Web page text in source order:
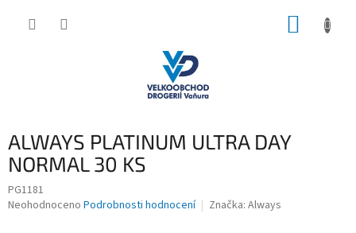
ALWAYS PLATINUM ULTRA DAY
NORMAL 30 KS
PG1181
Průměrné
Neohodnoceno Podrobnosti hodnocení Značka: Always